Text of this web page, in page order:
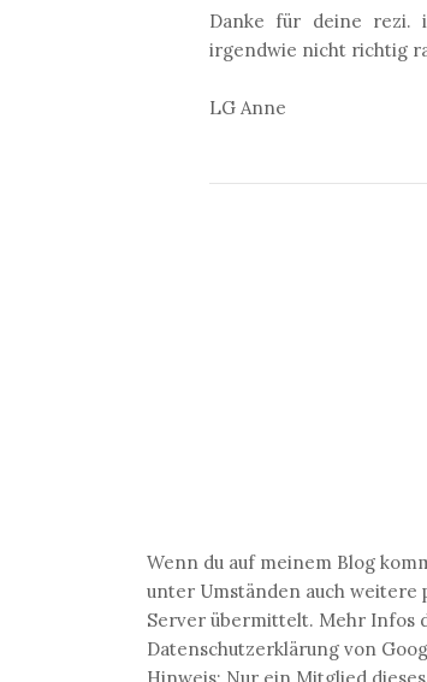
Danke für deine rezi.
irgendwie nicht richtig
LG Anne
Wenn du auf meinem Blog
unter Umständen auch weitere
Server übermittelt. Mehr Infos
Datenschutzerklärung von